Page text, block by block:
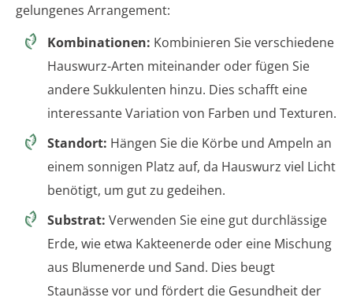
gelungenes Arrangement:
Kombinationen: Kombinieren Sie verschiedene
Hauswurz-Arten miteinander oder fügen Sie
andere Sukkulenten hinzu. Dies schafft eine
interessante Variation von Farben und Texturen.
Standort: Hängen Sie die Körbe und Ampeln an
einem sonnigen Platz auf, da Hauswurz viel Licht
benötigt, um gut zu gedeihen.
Substrat: Verwenden Sie eine gut durchlässige
Erde, wie etwa Kakteenerde oder eine Mischung
aus Blumenerde und Sand. Dies beugt
Staunässe vor und fördert die Gesundheit der